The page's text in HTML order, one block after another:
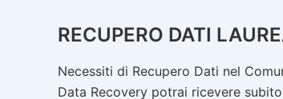
RECUPERO DATI
Necessiti di Recupero Dati nel
Data Recovery potrai ricevere